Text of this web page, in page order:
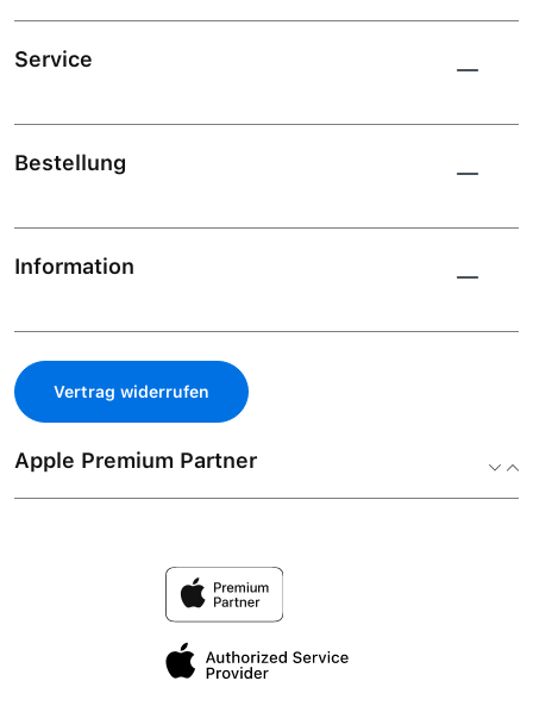
Service
Bestellung
Information
Vertrag widerrufen
Apple Premium Partner